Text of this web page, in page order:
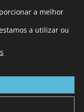
de 90 anos de
40.000 leitores por
em Portugal
online.
a melhor
a utilizar ou